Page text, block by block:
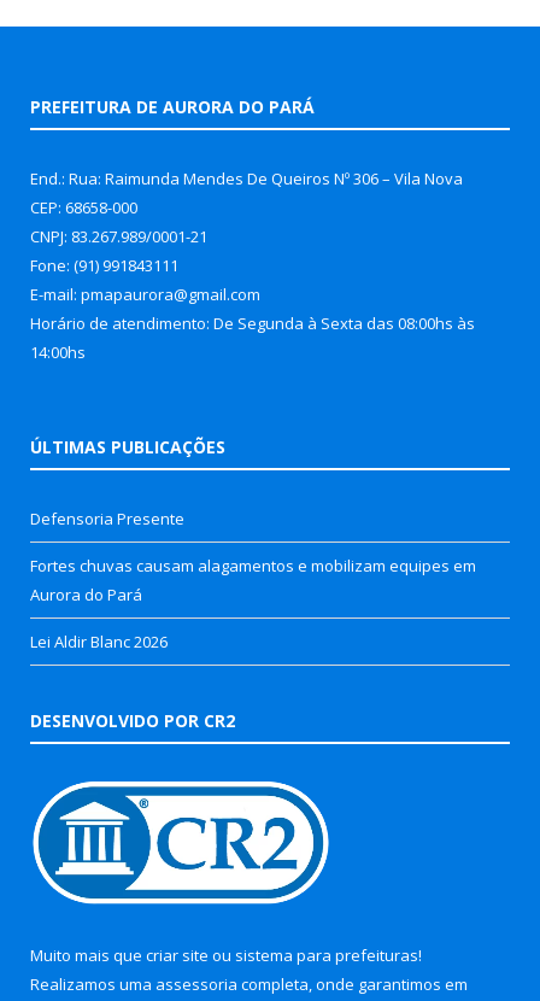
PREFEITURA DE AURORA DO PARÁ
End.: Rua: Raimunda Mendes De Queiros Nº 306 – Vila Nova
CEP: 68658-000
CNPJ: 83.267.989/0001-21
Fone: (91) 991843111
E-mail: pmapaurora@gmail.com
Horário de atendimento: De Segunda à Sexta das 08:00hs às
14:00hs
ÚLTIMAS PUBLICAÇÕES
Defensoria Presente
Fortes chuvas causam alagamentos e mobilizam equipes em
Aurora do Pará
Lei Aldir Blanc 2026
DESENVOLVIDO POR CR2
Muito mais que criar site ou sistema para prefeituras!
Realizamos uma assessoria completa, onde garantimos em